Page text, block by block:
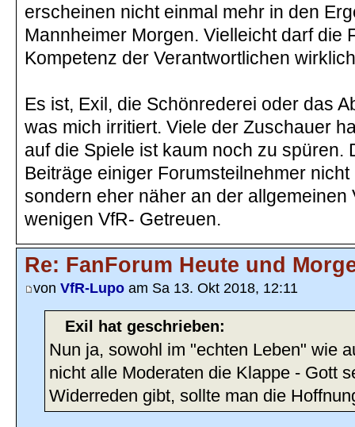
erscheinen nicht einmal mehr in den
Mannheimer Morgen. Vielleicht darf die
Kompetenz der Verantwortlichen
Es ist, Exil, die Schönrederei oder das
was mich irritiert. Viele der Zuschauer
auf die Spiele ist kaum noch zu spüren.
Beiträge einiger Forumsteilnehmer
sondern eher näher an der
wenigen VfR- Getreuen.
Re: FanForum Heute und
von VfR-Lupo am Sa 13. Okt 2018, 12:11
Exil hat geschrieben:
Nun ja, sowohl im "echten Leben" wie
nicht alle Moderaten die Klappe - Gott
Widerreden gibt, sollte man die